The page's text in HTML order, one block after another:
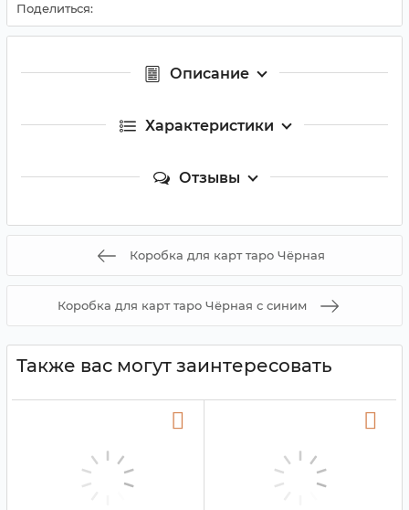
Поделиться:
Описание
Характеристики
Отзывы
Коробка для карт таро Чёрная
Коробка для карт таро Чёрная с синим
Также вас могут заинтересовать